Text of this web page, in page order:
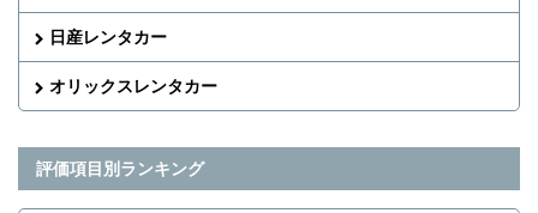
日産レンタカー
オリックスレンタカー
評価項目別ランキング